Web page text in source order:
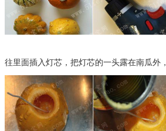
往里面插入灯芯，把灯芯的一头露在南瓜外